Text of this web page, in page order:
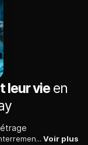
leur vie en
Axelle, 25 ans, vit le pire jour de sa vie. À l’enterrement de vie de jeune fille de sa sœur, dans un centre thermal en pleine montagne près d’un village étrangement éteint, son malaise est criant. Heureusement, parmi les invitées, il y a Marguerite. Au détour d’un regard, l’amour surgit... Voir plus